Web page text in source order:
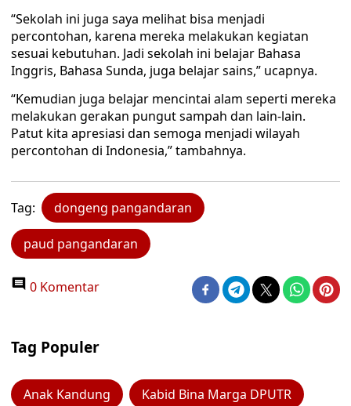
“Sekolah ini juga saya melihat bisa menjadi
percontohan, karena mereka melakukan kegiatan
sesuai kebutuhan. Jadi sekolah ini belajar Bahasa
Inggris, Bahasa Sunda, juga belajar sains,” ucapnya.
“Kemudian juga belajar mencintai alam seperti mereka
melakukan gerakan pungut sampah dan lain-lain.
Patut kita apresiasi dan semoga menjadi wilayah
percontohan di Indonesia,” tambahnya.
Tag: dongeng pangandaran
paud pangandaran
0 Komentar
Tag Populer
Anak Kandung Kabid Bina Marga DPUTR